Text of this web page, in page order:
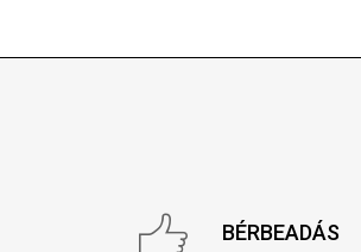
BÉRBEADÁS